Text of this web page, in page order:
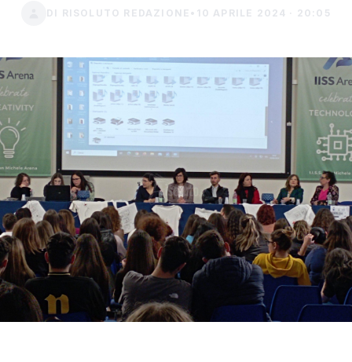
DI RISOLUTO REDAZIONE • 10 APRILE 2024 · 20:05